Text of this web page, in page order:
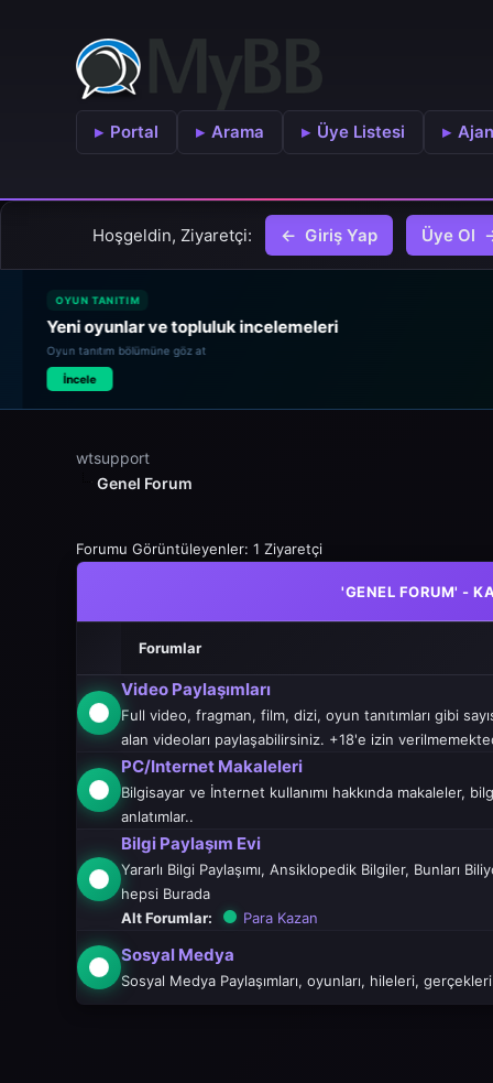
Portal Arama Üye Listesi
Hoşgeldin, Ziyaretçi: Giriş Yap Üye Ol
OYUN TANITIM
Yeni oyunlar ve topluluk incelemeleri
Oyun tanıtım bölümüne göz at
İncele
wtsupport
Genel Forum
Forumu Görüntüleyenler: 1 Ziyaretçi
'GENEL FORUM' -
Forumlar
Video Paylaşımları
Full video, fragman, film, dizi, oyun tanıtımları gibi
alan videoları paylaşabilirsiniz. +18'e izin
PC/Internet Makaleleri
Bilgisayar ve İnternet kullanımı hakkında makaleler,
anlatımlar..
Bilgi Paylaşım Evi
Yararlı Bilgi Paylaşımı, Ansiklopedik Bilgiler, Bunları
hepsi Burada
Alt Forumlar:
Para Kazan
Sosyal Medya
Sosyal Medya Paylaşımları, oyunları, hileleri,